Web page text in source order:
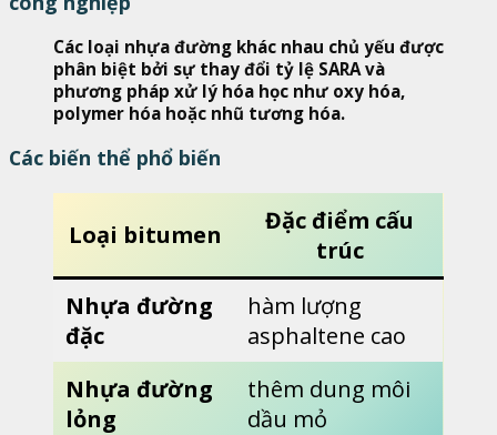
Các loại nhựa đường khác nhau chủ yếu được
phân biệt bởi sự thay đổi tỷ lệ SARA và
phương pháp xử lý hóa học như oxy hóa,
polymer hóa hoặc nhũ tương hóa.
Các biến thể phổ biến
Loại bitumen
Đặc điểm cấu
trúc
Nhựa đường
đặc
hàm lượng
asphaltene cao
Nhựa đường
lỏng
thêm dung môi
dầu mỏ